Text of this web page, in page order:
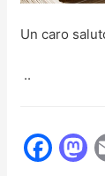
Un caro
..
F